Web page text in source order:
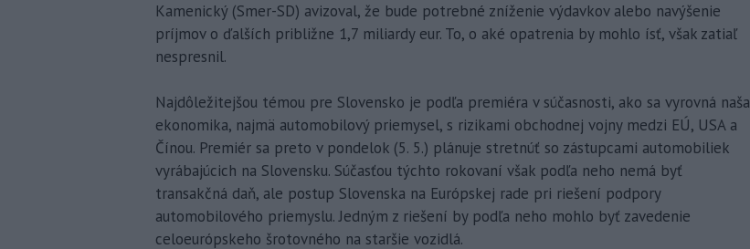
Kamenický (Smer-SD) avizoval, že bude potrebné zníženie výdavkov alebo navýšenie
príjmov o ďalších približne 1,7 miliardy eur. To, o aké opatrenia by mohlo ísť, však zatiaľ
nespresnil.
Najdôležitejšou témou pre Slovensko je podľa premiéra v súčasnosti, ako sa vyrovná naša
ekonomika, najmä automobilový priemysel, s rizikami obchodnej vojny medzi EÚ, USA a
Čínou. Premiér sa preto v pondelok (5. 5.) plánuje stretnúť so zástupcami automobiliek
vyrábajúcich na Slovensku. Súčasťou týchto rokovaní však podľa neho nemá byť
transakčná daň, ale postup Slovenska na Európskej rade pri riešení podpory
automobilového priemyslu. Jedným z riešení by podľa neho mohlo byť zavedenie
celoeurópskeho šrotovného na staršie vozidlá.